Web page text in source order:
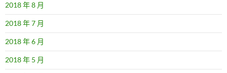
2018 年 8 月
2018 年 7 月
2018 年 6 月
2018 年 5 月